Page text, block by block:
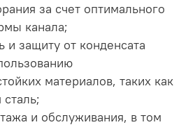
за счет оптимального
канала;
и защиту от конденсата
материалов, таких как
и обслуживания, в том